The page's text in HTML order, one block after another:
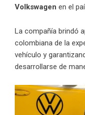
Volkswagen en el
La compañía brindó
colombiana de la
vehículo y
desarrollarse de